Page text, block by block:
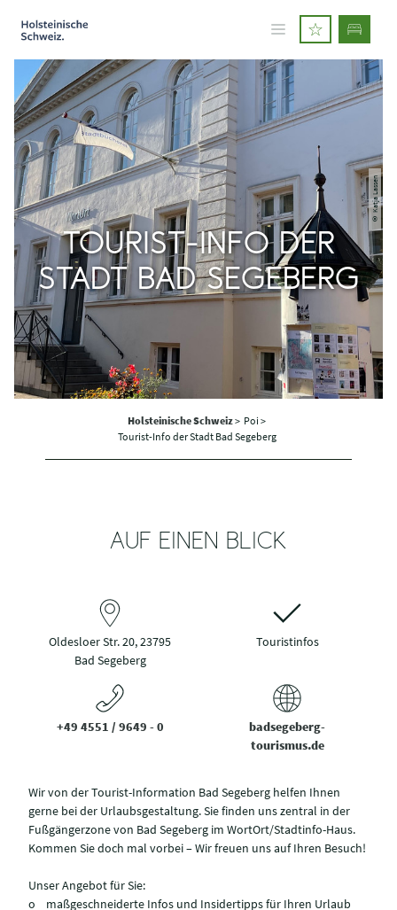
© Katja Lassen
TOURIST-INFO DER
STADT BAD SEGEBERG
Holsteinische Schweiz> Poi >
Tourist-Info der Stadt Bad Segeberg
AUF EINEN BLICK
Oldesloer Str. 20, 23795
Bad Segeberg
Touristinfos
+49 4551 / 9649 - 0
badsegeberg-
tourismus.de
Wir von der Tourist-Information Bad Segeberg helfen Ihnen
gerne bei der Urlaubsgestaltung. Sie finden uns zentral in der
Fußgängerzone von Bad Segeberg im WortOrt/Stadtinfo-Haus.
Kommen Sie doch mal vorbei – Wir freuen uns auf Ihren Besuch!
Unser Angebot für Sie:
o maßgeschneiderte Infos und Insidertipps für Ihren Urlaub